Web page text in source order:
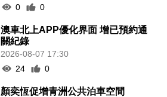
0
0
澳車北上APP優化界面 增已預約通
關紀錄
2026-08-07 17:30
24
0
顏奕恆促增青洲公共泊車空間